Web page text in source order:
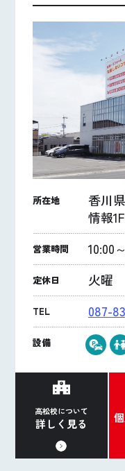
所在地
香川
情報1F
営業時間 10:00
定休日 火曜
TEL 087-
設備
高松校について
詳しく見る